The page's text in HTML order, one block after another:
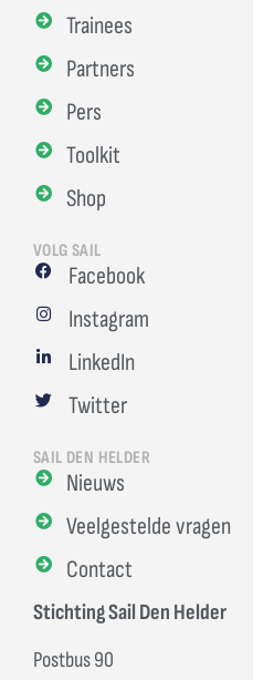
Trainees
Partners
Pers
Toolkit
Shop
VOLG SAIL
Facebook
Instagram
LinkedIn
Twitter
SAIL DEN HELDER
Nieuws
Veelgestelde vragen
Contact
Stichting Sail Den Helder
Postbus 90